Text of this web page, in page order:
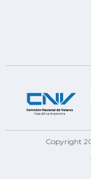
Copyright